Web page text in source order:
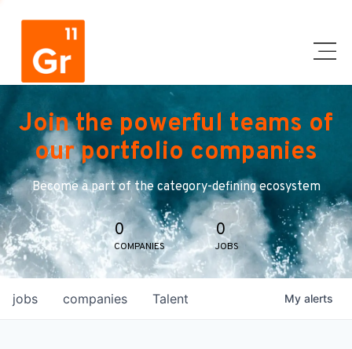
Join the powerful teams of
our portfolio companies
Become a part of the category-defining ecosystem
0
COMPANIES
0
JOBS
jobs companies Talent My alerts